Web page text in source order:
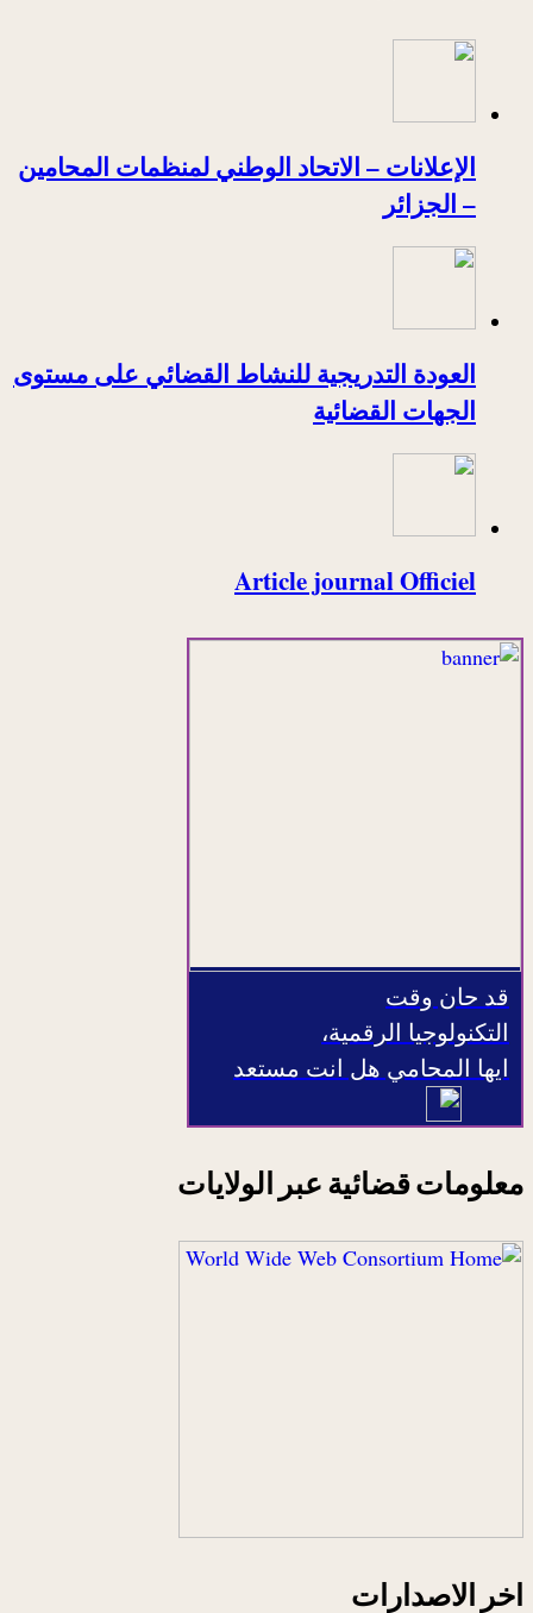
الإعلانات – الاتحاد الوطني لمنظمات المحامين
– الجزائر
العودة التدريجية للنشاط القضائي على مستوى
الجهات القضائية
Article journal Officiel
قد حان وقت
التكنولوجيا الرقمية،
ايها المحامي هل انت مستعد
معلومات قضائية عبر الولايات
اخر الاصدارات